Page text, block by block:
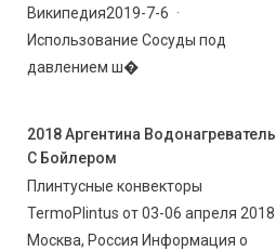
Википедия2019-7-6 ·
Использование Сосуды под
давлением ш�
2018 Аргентина Водонагреватель
С Бойлером
Плинтусные конвекторы
TermoPlintus от 03-06 апреля 2018
Москва, Россия Информация о